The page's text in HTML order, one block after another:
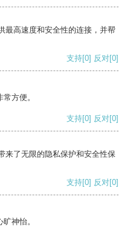
最高速度和安全性的连接，并帮
支持[0] 反对[0]
方便。
支持[0] 反对[0]
来了无限的隐私保护和安全性保
支持[0] 反对[0]
神怡。